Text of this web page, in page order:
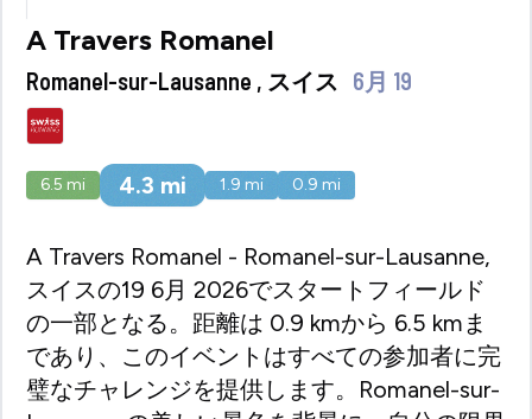
A Travers Romanel
Romanel-sur-Lausanne , スイス 6月 19
6.5 mi 4.3 mi 1.9 mi 0.9 mi
A Travers Romanel - Romanel-sur-Lausanne,
スイスの19 6月 2026でスタートフィールド
の一部となる。距離は 0.9 kmから 6.5 kmま
であり、このイベントはすべての参加者に完
璧なチャレンジを提供します。Romanel-sur-